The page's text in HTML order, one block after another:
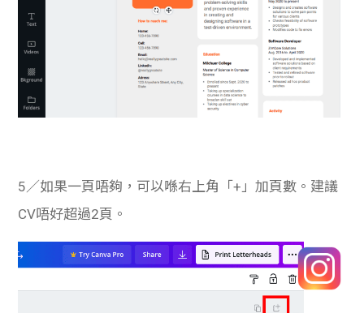
5／如果一頁唔夠，可以喺右上角「+」加頁數。建議
CV唔好超過2頁。